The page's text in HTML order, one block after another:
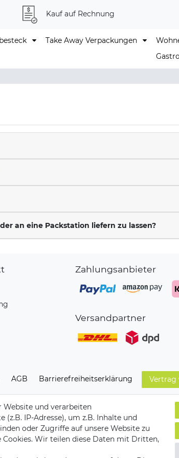
Kauf auf Rechnung
Take Away Verpackungen
an eine Packstation liefern zu lassen?
Zahlungsanbieter
Versandpartner
AGB Barrierefreiheitserklärung Vertrag
Website und verarbeiten
(z.B. IP-Adresse), um z.B. Inhalte und
oder Zugriffe auf unsere Website zu
Wir teilen diese Daten mit Dritten,